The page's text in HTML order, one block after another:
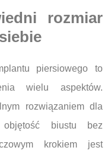
rozmiar
piersiowego to
wielu aspektów.
rozwiązaniem dla
objętość biustu bez
krokiem jest